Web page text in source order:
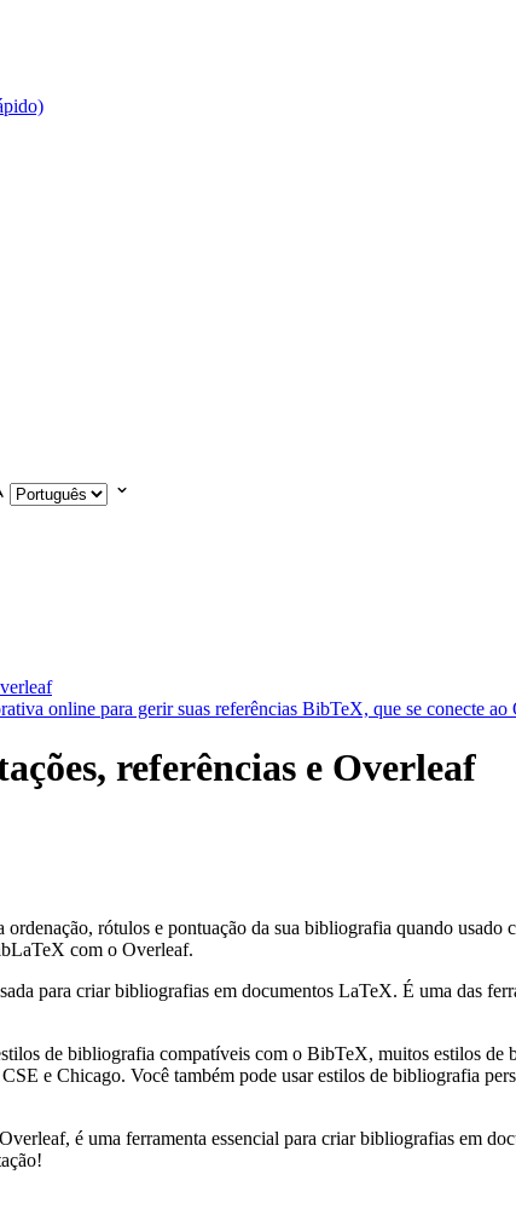
online para gerir suas referências BibTeX, que se conecte ao
referências e Overleaf
ordenação, rótulos e pontuação da sua bibliografia quando usado
com o Overleaf.
para criar bibliografias em documentos LaTeX. É uma das
de bibliografia compatíveis com o BibTeX, muitos estilos
e Chicago. Você também pode usar estilos de bibliografia
é uma ferramenta essencial para criar bibliografias em